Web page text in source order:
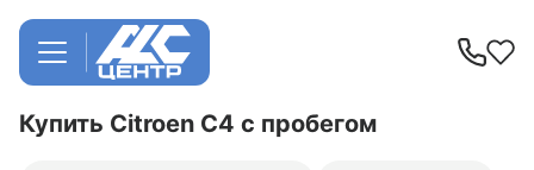
Купить Citroen C4 с пробегом